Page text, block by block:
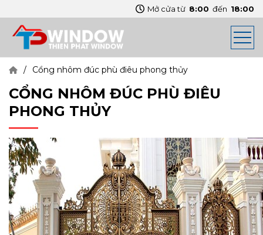
Mở cửa từ 8:00 đến 18:00
Cổng nhôm đúc phù điêu phong thủy
CỔNG NHÔM ĐÚC PHÙ ĐIÊU
PHONG THỦY